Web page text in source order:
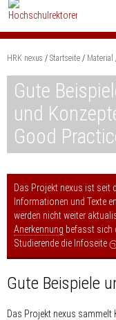
Zum
Content
springen
HRK nexus Startseite Material
Gute
und
Good
Das Projekt nexus ist seit
Informationen und Texte
werden nicht weiter
Anerkennung befasst sich
Studierende die Infoseite
Gute Beispiele
Das Projekt nexus sammelt